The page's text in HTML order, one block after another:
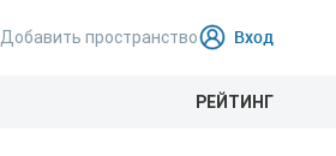
Добавить пространство Вход
РЕЙТИНГ